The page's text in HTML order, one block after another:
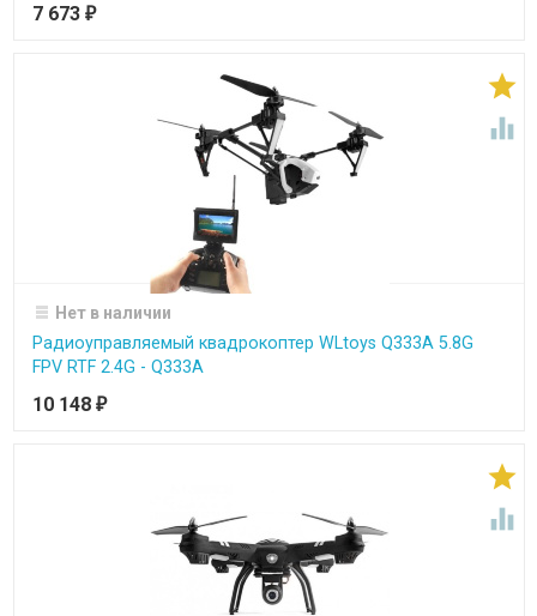
7 673 ₽


Нет в наличии
Радиоуправляемый квадрокоптер WLtoys Q333A 5.8G
FPV RTF 2.4G - Q333A
10 148 ₽

